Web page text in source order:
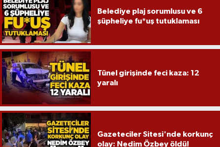
Belediye plaj sorumlusu ve 6
şüpheliye fu*uş tutuklaması
Tünel girişinde feci kaza: 12
yaralı
Gazeteciler Sitesi'nde korkunç
olay: Nedim Özbey öldü!